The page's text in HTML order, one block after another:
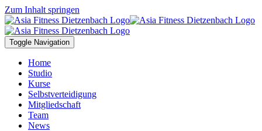
Zum Inhalt springen
Toggle Navigation
Home
Studio
Kurse
Selbstverteidigung
Mitgliedschaft
Team
News